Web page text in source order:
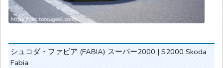
シュコダ・ファビア (FABIA) スーパー2000 | S2000 Skoda
Fabia